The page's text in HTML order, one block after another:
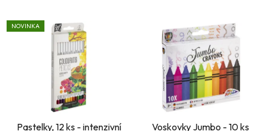
NOVINKA
Pastelky, 12 ks - intenzivní
Voskovky Jumbo - 10 ks